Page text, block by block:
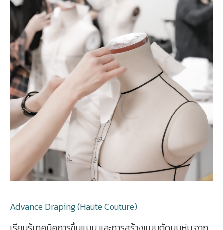
Advance Draping (Haute Couture)
เรียนรู้เทคนิคการขึ้นแบบ และการสร้างแบบตัดบนหุ่น จาก